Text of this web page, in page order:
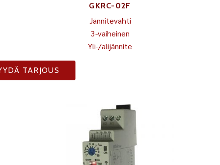
GKRC-02F
Jännitevahti
3-vaiheinen
Yli-/alijännite
TARJOUS